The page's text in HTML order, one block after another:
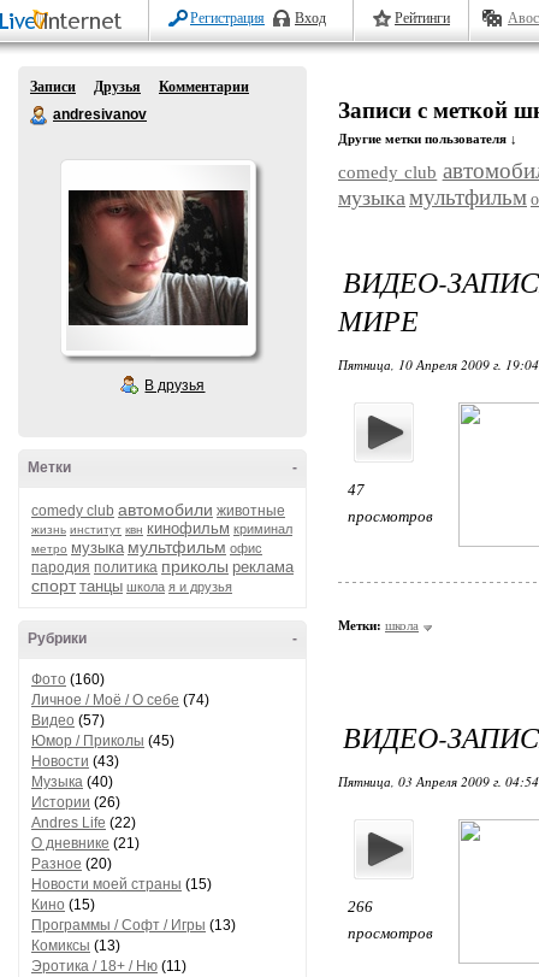
Регистрация Вход Рейтинги
Записи Друзья
Комментарии
andresivanov
В друзья
-
Метки
comedy club автомобили животные
жизнь институт квн кинофильм криминал
метро музыка мультфильм офис
пародия политика приколы реклама
спорт танцы школа я и друзья
-
Рубрики
Фото (160)
Личное / Моё / О себе (74)
Видео (57)
Юмор / Приколы (45)
Новости (43)
Музыка (40)
Истории (26)
Andres Life (22)
О дневнике (21)
Разное (20)
Новости моей страны (15)
Кино (15)
Программы / Софт / Игры (13)
Комиксы (13)
Эротика / 18+ / Ню (11)
Записи с меткой
Другие метки пользователя ↓
comedy club
музыкамультфильм
ВИДЕО-
МИРЕ
Пятница, 10 Апреля 2009 г.
47
просмотров
Метки: школа
ВИДЕО-
Пятница, 03 Апреля 2009 г.
266
просмотров